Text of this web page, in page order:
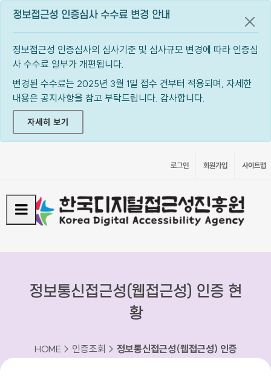
정보접근성 인증심사 수수료 변경 안내
정보접근성 인증심사의 심사기준 및 심사규모 변경에 따라 인증심
사 수수료 일부가 개편됩니다.
변경된 수수료는 2025년 3월 1일 접수 건부터 적용되며, 자세한
내용은 공지사항을 참고 부탁드립니다. 감사합니다.
자세히 보기
공지
로그인 회원가입 사이트맵
정보통신접근성(웹접근성) 인증 현
황
HOME > 인증조회 > 정보통신접근성(웹접근성) 인증